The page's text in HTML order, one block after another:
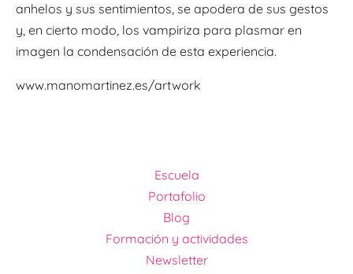
anhelos y sus sentimientos, se apodera de sus gestos
y, en cierto modo, los vampiriza para plasmar en
imagen la condensación de esta experiencia.
www.manomartinez.es/artwork
Escuela
Portafolio
Blog
Formación y actividades
Newsletter